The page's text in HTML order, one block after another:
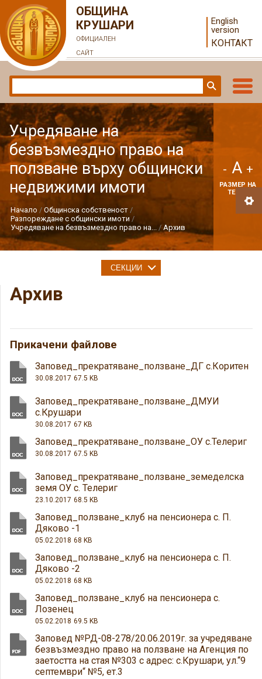
ОБЩИНА
КРУШАРИ
ОФИЦИАЛЕН
САЙТ
English
version
КОНТАКТ
Учредяване на
безвъзмездно право на
ползване върху общински
недвижими имоти
Начало
Общинска собственост
Разпореждане с общински имоти
Учредяване на безвъзмездно право на...
Архив
- A +
РАЗМЕР НА
ТЕКСТ
Архив
Прикачени файлове
Заповед_прекратяване_ползване_ДГ с.Коритен
30.08.2017 67.5 KB
Заповед_прекратяване_ползване_ДМУИ
с.Крушари
30.08.2017 67 KB
Заповед_прекратяване_ползване_ОУ с.Телериг
30.08.2017 67.5 KB
Заповед_прекратяване_ползване_земеделска
земя ОУ с. Телериг
23.10.2017 68.5 KB
Заповед_ползване_клуб на пенсионера с. П.
Дяково -1
05.02.2018 68 KB
Заповед_ползване_клуб на пенсионера с. П.
Дяково -2
05.02.2018 68 KB
Заповед_ползване_клуб на пенсионера с.
Лозенец
05.02.2018 69.5 KB
Заповед №РД-08-278/20.06.2019г. за учредяване
безвъзмездно право на ползване на Агенция по
заетостта на стая №303 с адрес: с.Крушари, ул.“9
септември“ №5, ет.3
СЕКЦИИ